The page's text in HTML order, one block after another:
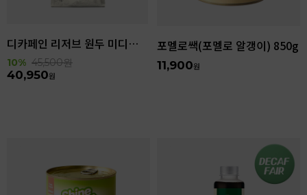
디카페인 리저브 원두 미디엄다크 로스팅 1kg
10% 45,500원
40,950원
포멜로쌕(포멜로 알갱이) 850g
11,900원